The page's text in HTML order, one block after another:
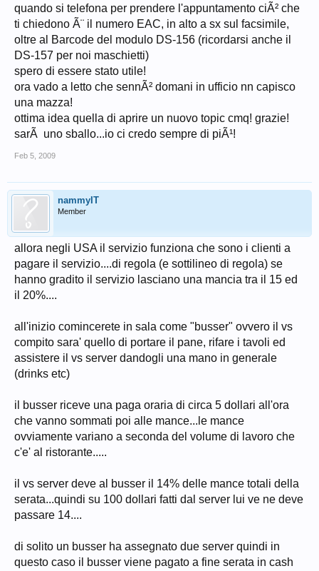
quando si telefona per prendere l'appuntamento ciÃ² che
ti chiedono Ã¨ il numero EAC, in alto a sx sul facsimile,
oltre al Barcode del modulo DS-156 (ricordarsi anche il
DS-157 per noi maschietti)
spero di essere stato utile!
ora vado a letto che sennÃ² domani in ufficio nn capisco
una mazza!
ottima idea quella di aprire un nuovo topic cmq! grazie!
sarÃ uno sballo...io ci credo sempre di piÃ¹!
Feb 5, 2009
nammyIT
Member
allora negli USA il servizio funziona che sono i clienti a
pagare il servizio....di regola (e sottilineo di regola) se
hanno gradito il servizio lasciano una mancia tra il 15 ed
il 20%....
all'inizio comincerete in sala come "busser" ovvero il vs
compito sara' quello di portare il pane, rifare i tavoli ed
assistere il vs server dandogli una mano in generale
(drinks etc)
il busser riceve una paga oraria di circa 5 dollari all'ora
che vanno sommati poi alle mance...le mance
ovviamente variano a seconda del volume di lavoro che
c'e' al ristorante.....
il vs server deve al busser il 14% delle mance totali della
serata...quindi su 100 dollari fatti dal server lui ve ne deve
passare 14....
di solito un busser ha assegnato due server quindi in
questo caso il busser viene pagato a fine serata in cash